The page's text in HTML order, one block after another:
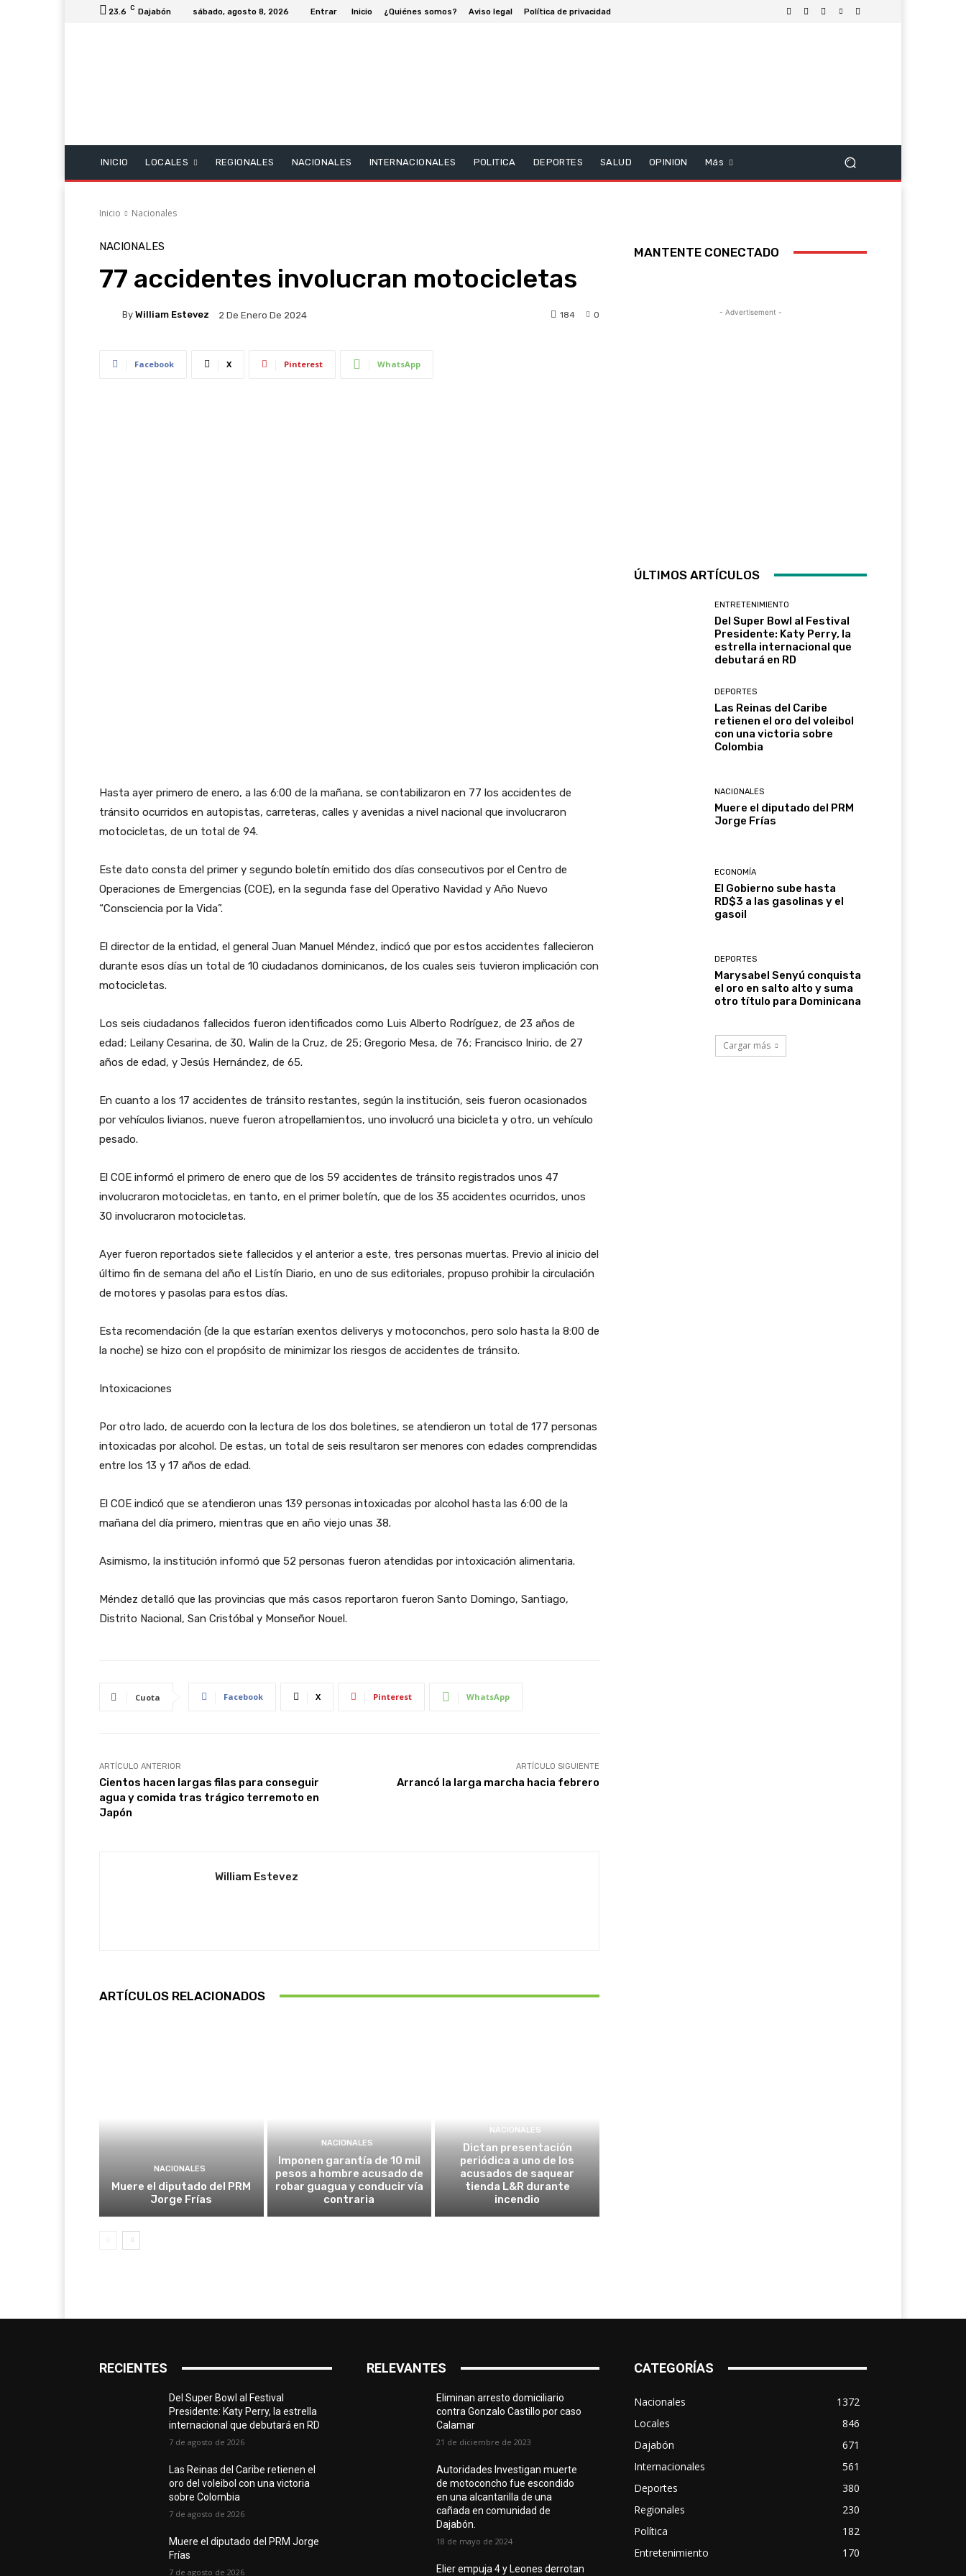
23.6 C Dajabón sábado, agosto 8, 2026 Entrar Inicio ¿Quiénes somos? Aviso legal Política de privacidad
INICIO LOCALES REGIONALES NACIONALES INTERNACIONALES POLITICA DEPORTES SALUD OPINION Más
Inicio Nacionales
NACIONALES
77 accidentes involucran motocicletas
By William Estevez 2 De Enero De 2024 0
184
Facebook X Pinterest WhatsApp
Hasta ayer primero de enero, a las 6:00 de la mañana, se contabilizaron en 77 los accidentes de
tránsito ocurridos en autopistas, carreteras, calles y avenidas a nivel nacional que involucraron
motocicletas, de un total de 94.
Este dato consta del primer y segundo boletín emitido dos días consecutivos por el Centro de
Operaciones de Emergencias (COE), en la segunda fase del Operativo Navidad y Año Nuevo
“Consciencia por la Vida”.
El director de la entidad, el general Juan Manuel Méndez, indicó que por estos accidentes fallecieron
durante esos días un total de 10 ciudadanos dominicanos, de los cuales seis tuvieron implicación con
motocicletas.
Los seis ciudadanos fallecidos fueron identificados como Luis Alberto Rodríguez, de 23 años de
edad; Leilany Cesarina, de 30, Walin de la Cruz, de 25; Gregorio Mesa, de 76; Francisco Inirio, de 27
años de edad, y Jesús Hernández, de 65.
En cuanto a los 17 accidentes de tránsito restantes, según la institución, seis fueron ocasionados
por vehículos livianos, nueve fueron atropellamientos, uno involucró una bicicleta y otro, un vehículo
pesado.
El COE informó el primero de enero que de los 59 accidentes de tránsito registrados unos 47
involucraron motocicletas, en tanto, en el primer boletín, que de los 35 accidentes ocurridos, unos
30 involucraron motocicletas.
Ayer fueron reportados siete fallecidos y el anterior a este, tres personas muertas. Previo al inicio del
último fin de semana del año el Listín Diario, en uno de sus editoriales, propuso prohibir la circulación
de motores y pasolas para estos días.
Esta recomendación (de la que estarían exentos deliverys y motoconchos, pero solo hasta la 8:00 de
la noche) se hizo con el propósito de minimizar los riesgos de accidentes de tránsito.
Intoxicaciones
Por otro lado, de acuerdo con la lectura de los dos boletines, se atendieron un total de 177 personas
intoxicadas por alcohol. De estas, un total de seis resultaron ser menores con edades comprendidas
entre los 13 y 17 años de edad.
El COE indicó que se atendieron unas 139 personas intoxicadas por alcohol hasta las 6:00 de la
mañana del día primero, mientras que en año viejo unas 38.
Asimismo, la institución informó que 52 personas fueron atendidas por intoxicación alimentaria.
Méndez detalló que las provincias que más casos reportaron fueron Santo Domingo, Santiago,
Distrito Nacional, San Cristóbal y Monseñor Nouel.
Cuota Facebook X Pinterest WhatsApp
ARTÍCULO ANTERIOR
Cientos hacen largas filas para conseguir
agua y comida tras trágico terremoto en
Japón
ARTÍCULO SIGUIENTE
Arrancó la larga marcha hacia febrero
William Estevez
ARTÍCULOS RELACIONADOS
NACIONALES
Muere el diputado del PRM
Jorge Frías
NACIONALES
Imponen garantía de 10 mil
pesos a hombre acusado de
robar guagua y conducir vía
contraria
NACIONALES
Dictan presentación
periódica a uno de los
acusados de saquear
tienda L&R durante
incendio
MANTENTE CONECTADO
- Advertisement -
ÚLTIMOS ARTÍCULOS
ENTRETENIMIENTO
Del Super Bowl al Festival
Presidente: Katy Perry, la
estrella internacional que
debutará en RD
DEPORTES
Las Reinas del Caribe
retienen el oro del voleibol
con una victoria sobre
Colombia
NACIONALES
Muere el diputado del PRM
Jorge Frías
ECONOMÍA
El Gobierno sube hasta
RD$3 a las gasolinas y el
gasoil
DEPORTES
Marysabel Senyú conquista
el oro en salto alto y suma
otro título para Dominicana
Cargar más
RECIENTES
Del Super Bowl al Festival
Presidente: Katy Perry, la estrella
internacional que debutará en RD
7 de agosto de 2026
Las Reinas del Caribe retienen el
oro del voleibol con una victoria
sobre Colombia
7 de agosto de 2026
Muere el diputado del PRM Jorge
Frías
7 de agosto de 2026
RELEVANTES
Eliminan arresto domiciliario
contra Gonzalo Castillo por caso
Calamar
21 de diciembre de 2023
Autoridades Investigan muerte
de motoconcho fue escondido
en una alcantarilla de una
cañada en comunidad de
Dajabón.
18 de mayo de 2024
Elier empuja 4 y Leones derrotan
CATEGORÍAS
Nacionales
1372
Locales
846
Dajabón
671
Internacionales
561
Deportes
380
Regionales
230
Política
182
Entretenimiento
170